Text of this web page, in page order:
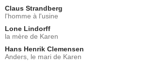
Claus Strandberg
l'homme à l'usine
Lone Lindorff
la mère de Karen
Hans Henrik Clemensen
Anders, le mari de Karen